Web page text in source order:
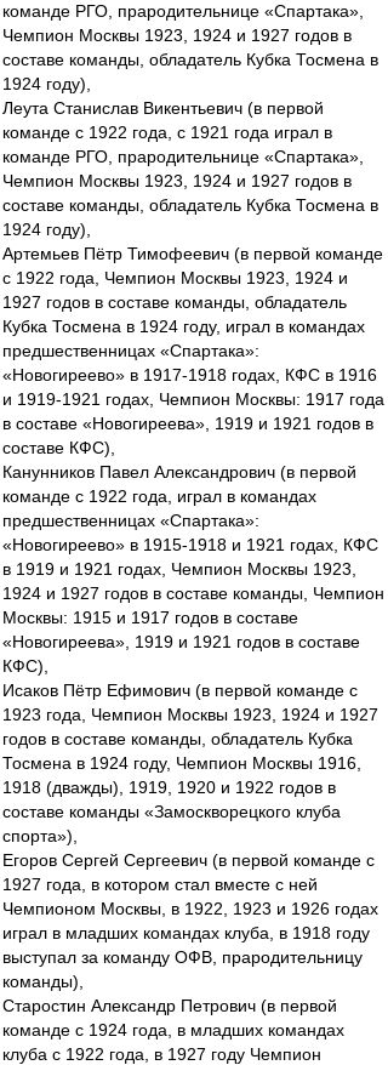
команде РГО, прародительнице «Спартака»,
Чемпион Москвы 1923, 1924 и 1927 годов в
составе команды, обладатель Кубка Тосмена в
1924 году),
Леута Станислав Викентьевич (в первой
команде с 1922 года, с 1921 года играл в
команде РГО, прародительнице «Спартака»,
Чемпион Москвы 1923, 1924 и 1927 годов в
составе команды, обладатель Кубка Тосмена в
1924 году),
Артемьев Пётр Тимофеевич (в первой команде
с 1922 года, Чемпион Москвы 1923, 1924 и
1927 годов в составе команды, обладатель
Кубка Тосмена в 1924 году, играл в командах
предшественницах «Спартака»:
«Новогиреево» в 1917-1918 годах, КФС в 1916
и 1919-1921 годах, Чемпион Москвы: 1917 года
в составе «Новогиреева», 1919 и 1921 годов в
составе КФС),
Канунников Павел Александрович (в первой
команде с 1922 года, играл в командах
предшественницах «Спартака»:
«Новогиреево» в 1915-1918 и 1921 годах, КФС
в 1919 и 1921 годах, Чемпион Москвы 1923,
1924 и 1927 годов в составе команды, Чемпион
Москвы: 1915 и 1917 годов в составе
«Новогиреева», 1919 и 1921 годов в составе
КФС),
Исаков Пётр Ефимович (в первой команде с
1923 года, Чемпион Москвы 1923, 1924 и 1927
годов в составе команды, обладатель Кубка
Тосмена в 1924 году, Чемпион Москвы 1916,
1918 (дважды), 1919, 1920 и 1922 годов в
составе команды «Замоскворецкого клуба
спорта»),
Егоров Сергей Сергеевич (в первой команде с
1927 года, в котором стал вместе с ней
Чемпионом Москвы, в 1922, 1923 и 1926 годах
играл в младших командах клуба, в 1918 году
выступал за команду ОФВ, прародительницу
команды),
Старостин Александр Петрович (в первой
команде с 1924 года, в младших командах
клуба с 1922 года, в 1927 году Чемпион